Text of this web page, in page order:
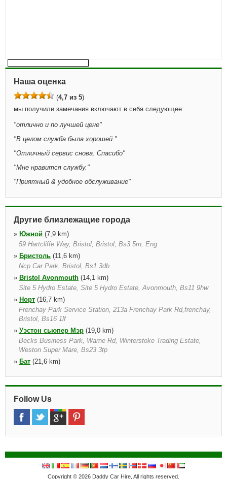
Наша оценка
(4,7 из 5)
мы получили замечания включают в себя следующее:
"отлично и по лучшей цене"
"В целом служба была хорошей. "
"Отличный сервис снова. Спасибо"
"Мне нравится службу. "
"Приятный & удобное обслуживание"
Другие близлежащие города
» Южной (7,9 km)
59 Hartcliffe Way, Bristol, Bristol, Bs3 5rn, Eng
» Бристоль (11,6 km)
Ncp Car Park, Bristol, Bs1 3db
» Bristol Avonmouth (14,1 km)
Site 5 Hydro Estate, Site 5 Hydro Estate, Avonmouth, Bs11 9hw
» Норт (16,7 km)
Frenchay Park Service Station, 213a Frenchay Park Rd,frenchay,
Bristol, Bs16 1lf
» Уэстон сьюпер Мэр (19,0 km)
Becks Business Park, Warne Rd, Winterstoke Trading Estate,
Weston Super Mare, Bs23 3tp
» Бат (21,6 km)
»Bath Rail Stn(22,9 km)
Estuary Road, Queensway Meadows, Estuary Road Queensway
Meadows, Newport, Np19 4sx
Follow Us
Copyright © 2026 Daddy Car Hire, All rights reserved.